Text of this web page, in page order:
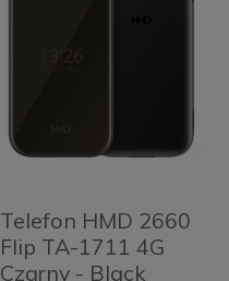
Telefon HMD 2660
Flip TA-1711 4G
Czarny - Black